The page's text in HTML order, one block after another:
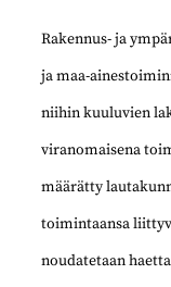
Rakennus- ja
ja maa-
niihin kuuluvien
viranomaisena
määrätty
toimintaansa
noudatetaan